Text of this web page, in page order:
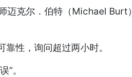
克尔．伯特（Michael Burt
性，询问超过两小时。
。